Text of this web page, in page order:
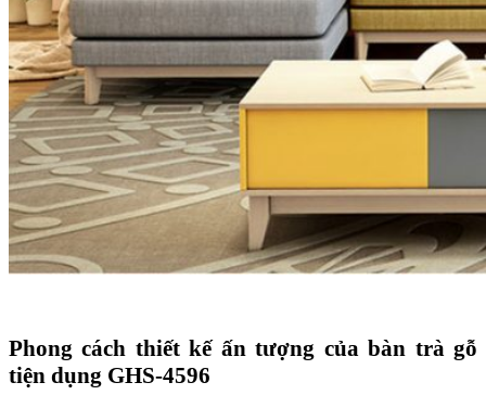
Phong cách thiết kế ấn tượng của bàn trà gỗ
tiện dụng GHS-4596